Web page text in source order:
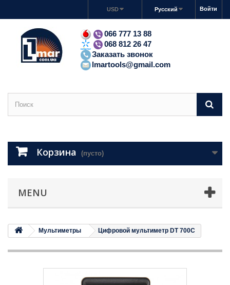
Войти
Русский
USD
066 777 13 88
068 812 26 47
Заказать звонок
lmartools@gmail.com
Корзина (пусто)
MENU
Мультиметры Цифровой мультиметр DT 700C